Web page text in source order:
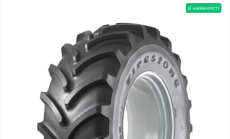
в наявності